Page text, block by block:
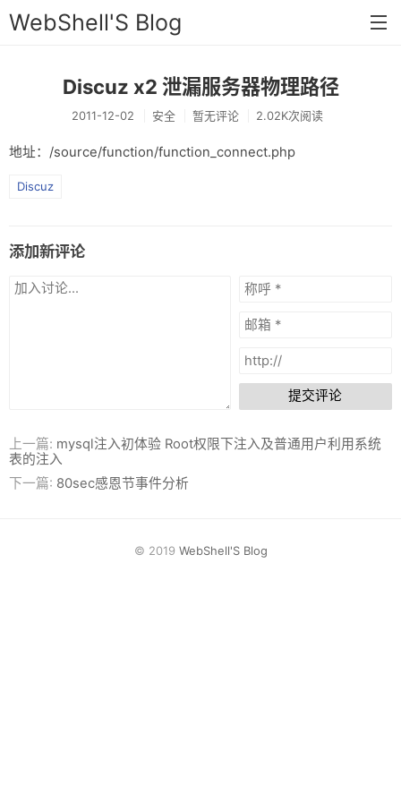
WebShell'S Blog
首页
分类
安全
Rss
Discuz x2 泄漏服务器物理路径
2011-12-02 安全 暂无评论 2.02K次阅读
地址：/source/function/function_connect.php
Discuz
添加新评论
提交评论
上一篇: mysql注入初体验 Root权限下注入及普通用户利用系统
表的注入
下一篇: 80sec感恩节事件分析
© 2019 WebShell'S Blog